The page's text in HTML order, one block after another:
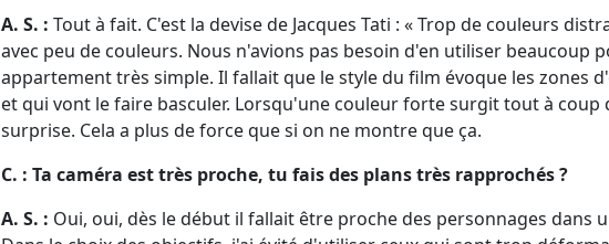
A. S. : Tout à fait. C'est la devise de Jacques Tati : « Trop de couleurs
avec peu de couleurs. Nous n'avions pas besoin d'en utiliser beaucoup
appartement très simple. Il fallait que le style du film évoque les zones
et qui vont le faire basculer. Lorsqu'une couleur forte surgit tout à coup
surprise. Cela a plus de force que si on ne montre que ça.
C. : Ta caméra est très proche, tu fais des plans très rapprochés ?
A. S. : Oui, oui, dès le début il fallait être proche des personnages dans